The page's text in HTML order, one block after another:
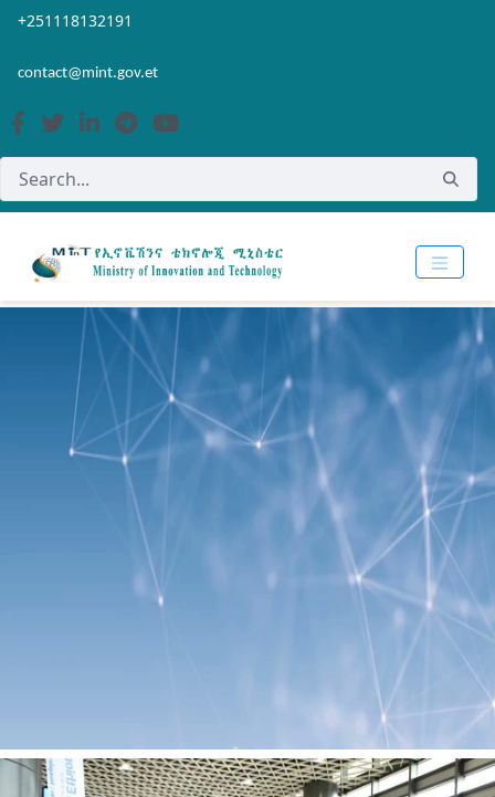
Skip to Main Content
Open Accessibility Menu
+251118132191
contact@mint.gov.et